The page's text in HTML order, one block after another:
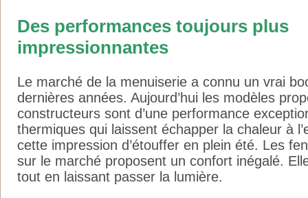
Des performances toujours plus
impressionnantes
Le marché de la menuiserie a connu un vrai
dernières années. Aujourd’hui les modèles
constructeurs sont d’une performance
thermiques qui laissent échapper la chaleur à
cette impression d’étouffer en plein été. Les
sur le marché proposent un confort inégalé.
tout en laissant passer la lumière.